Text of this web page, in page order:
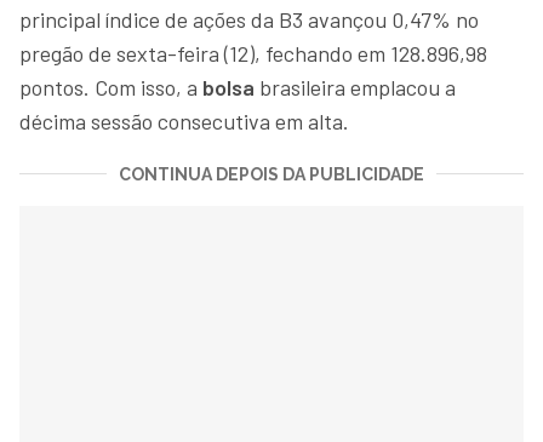
principal índice de ações da B3 avançou 0,47% no
pregão de sexta-feira (12), fechando em 128.896,98
pontos. Com isso, a bolsa brasileira emplacou a
décima sessão consecutiva em alta.
CONTINUA DEPOIS DA PUBLICIDADE